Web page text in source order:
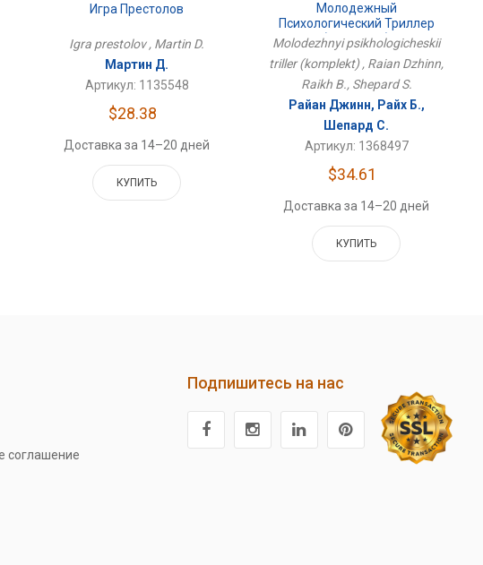
Игра Престолов
Igra prestolov , Martin D.
Мартин Д.
Артикул: 1135548
$28.38
Доставка за 14–20 дней
КУПИТЬ
Молодежный
Психологический Триллер
(комплект)
Molodezhnyi psikhologicheskii
triller (komplekt) , Raian Dzhinn,
Raikh B., Shepard S.
Райан Джинн, Райх Б.,
Шепард С.
Артикул: 1368497
$34.61
Доставка за 14–20 дней
КУПИТЬ
соглашение
Подпишитесь на нас